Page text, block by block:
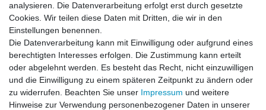
Daten­schutz­erklärung
Barrierefreiheitserklärung Widerrufs­recht
Vertrag widerrufen
analysieren. Die Datenverarbeitung erfolgt erst durch gesetzte
Cookies. Wir teilen diese Daten mit Dritten, die wir in den
Einstellungen benennen.
Die Datenverarbeitung kann mit Einwilligung oder aufgrund eines
berechtigten Interesses erfolgen. Die Zustimmung kann erteilt
oder abgelehnt werden. Es besteht das Recht, nicht einzuwilligen
und die Einwilligung zu einem späteren Zeitpunkt zu ändern oder
zu widerrufen. Beachten Sie unser Impressum und weitere
Hinweise zur Verwendung personenbezogener Daten in unserer